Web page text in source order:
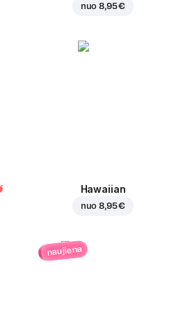
nuo8,95 €
Hawaiian
nuo8,95 €
naujiena